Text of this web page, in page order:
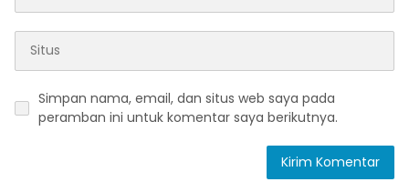
Simpan nama, email, dan situs web saya pada
peramban ini untuk komentar saya berikutnya.